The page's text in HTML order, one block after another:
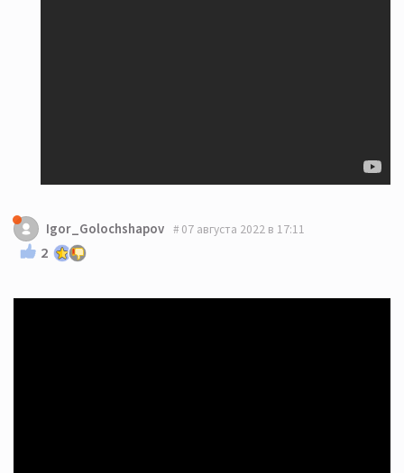
Igor_Golochshapov 07 августа 2022 в 17:11
2